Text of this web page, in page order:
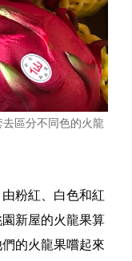
區分不同色的火龍
粉紅、白色和紅
新屋的火龍果算
的火龍果嚐起來